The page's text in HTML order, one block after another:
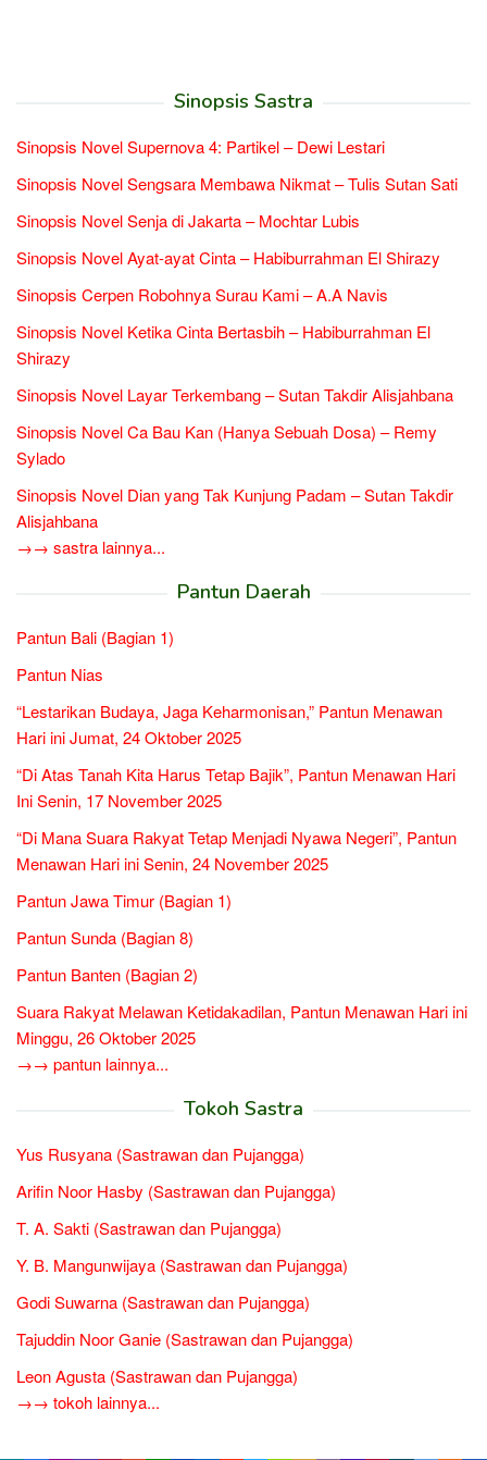
Sinopsis Sastra
Sinopsis Novel Supernova 4: Partikel – Dewi Lestari
Sinopsis Novel Sengsara Membawa Nikmat – Tulis Sutan Sati
Sinopsis Novel Senja di Jakarta – Mochtar Lubis
Sinopsis Novel Ayat-ayat Cinta – Habiburrahman El Shirazy
Sinopsis Cerpen Robohnya Surau Kami – A.A Navis
Sinopsis Novel Ketika Cinta Bertasbih – Habiburrahman El
Shirazy
Sinopsis Novel Layar Terkembang – Sutan Takdir Alisjahbana
Sinopsis Novel Ca Bau Kan (Hanya Sebuah Dosa) – Remy
Sylado
Sinopsis Novel Dian yang Tak Kunjung Padam – Sutan Takdir
Alisjahbana
→→ sastra lainnya...
Pantun Daerah
Pantun Bali (Bagian 1)
Pantun Nias
“Lestarikan Budaya, Jaga Keharmonisan,” Pantun Menawan
Hari ini Jumat, 24 Oktober 2025
“Di Atas Tanah Kita Harus Tetap Bajik”, Pantun Menawan Hari
Ini Senin, 17 November 2025
“Di Mana Suara Rakyat Tetap Menjadi Nyawa Negeri”, Pantun
Menawan Hari ini Senin, 24 November 2025
Pantun Jawa Timur (Bagian 1)
Pantun Sunda (Bagian 8)
Pantun Banten (Bagian 2)
Suara Rakyat Melawan Ketidakadilan, Pantun Menawan Hari ini
Minggu, 26 Oktober 2025
→→ pantun lainnya...
Tokoh Sastra
Yus Rusyana (Sastrawan dan Pujangga)
Arifin Noor Hasby (Sastrawan dan Pujangga)
T. A. Sakti (Sastrawan dan Pujangga)
Y. B. Mangunwijaya (Sastrawan dan Pujangga)
Godi Suwarna (Sastrawan dan Pujangga)
Tajuddin Noor Ganie (Sastrawan dan Pujangga)
Leon Agusta (Sastrawan dan Pujangga)
→→ tokoh lainnya...